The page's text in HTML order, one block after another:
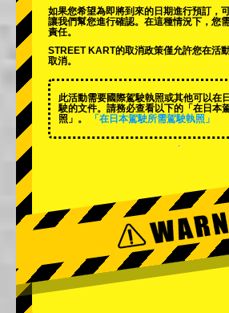
如果您希望為即將到來的日期進行預訂，
讓我們幫您進行確認。在這種情況下，您
責任。
STREET KART的取消政策僅允許您在活
取消。
此活動需要國際駕駛執照或其他可以在
駛的文件。請務必查看以下的「在日本
照」。
「在日本駕駛所需駕駛執照」